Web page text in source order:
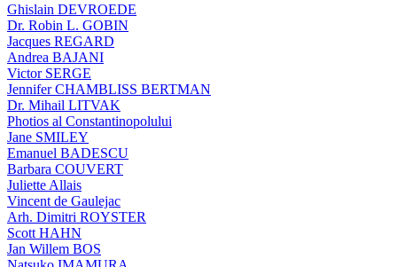
Ghislain DEVROEDE
Dr. Robin L. GOBIN
Jacques REGARD
Andrea BAJANI
Victor SERGE
Jennifer CHAMBLISS BERTMAN
Dr. Mihail LITVAK
Photios al Constantinopolului
Jane SMILEY
Emanuel BADESCU
Barbara COUVERT
Juliette Allais
Vincent de Gaulejac
Arh. Dimitri ROYSTER
Scott HAHN
Jan Willem BOS